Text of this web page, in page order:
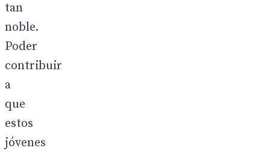
tan
noble.
Poder
contribuir
a
que
estos
jóvenes